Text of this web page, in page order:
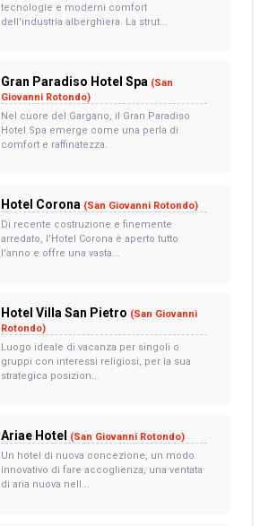
tecnologie e moderni comfort
dell'industria alberghiera. La strut...
Gran Paradiso Hotel Spa (San
Giovanni Rotondo)
Nel cuore del Gargano, il Gran Paradiso
Hotel Spa emerge come una perla di
comfort e raffinatezza.
Hotel Corona (San Giovanni Rotondo)
Di recente costruzione e finemente
arredato, l'Hotel Corona è aperto tutto
l'anno e offre una vasta...
Hotel Villa San Pietro (San Giovanni
Rotondo)
Luogo ideale di vacanza per singoli o
gruppi con interessi religiosi, per la sua
strategica posizion...
Ariae Hotel (San Giovanni Rotondo)
Un hotel di nuova concezione, un modo
innovativo di fare accoglienza, una ventata
di aria nuova nell...